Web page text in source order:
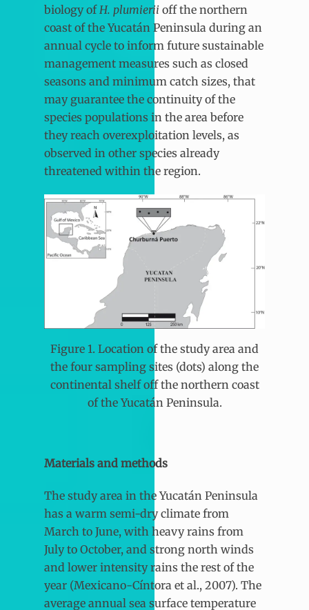
biology ofH. plumierii off the northern
coast of the Yucatán Peninsula during an
annual cycle to inform future sustainable
management measures such as closed
seasons and minimum catch sizes, that
may guarantee the continuity of the
species populations in the area before
they reach overexploitation levels, as
observed in other species already
threatened within the region.
Figure 1. Location of the study area and
the four sampling sites (dots) along the
continental shelf off the northern coast
of the Yucatán Peninsula.
Materials and methods
The study area in the Yucatán Peninsula
has a warm semi-dry climate from
March to June, with heavy rains from
July to October, and strong north winds
and lower intensity rains the rest of the
year (Mexicano-Cíntora et al., 2007). The
average annual sea surface temperature